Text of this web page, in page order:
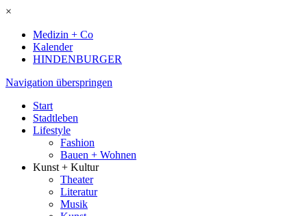
×
Medizin + Co
Kalender
HINDENBURGER
Navigation überspringen
Start
Stadtleben
Lifestyle
Fashion
Bauen + Wohnen
Kunst + Kultur
Theater
Literatur
Musik